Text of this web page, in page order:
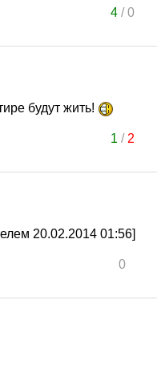
4/0
будут жить!
1 / 2
20.02.2014 01:56]
0